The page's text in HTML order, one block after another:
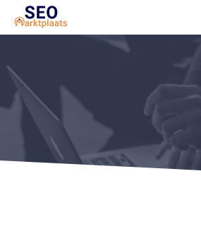
SEO tools reviews
Marketeer bij jou in de
Offerte
1. Seo voor
2. Onderzoeken +